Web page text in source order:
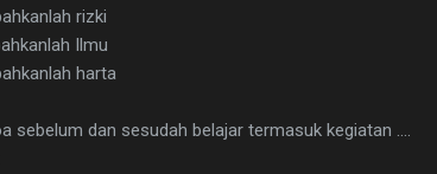
rizki
Ilmu
harta
sebelum dan sesudah belajar termasuk kegiatan ....